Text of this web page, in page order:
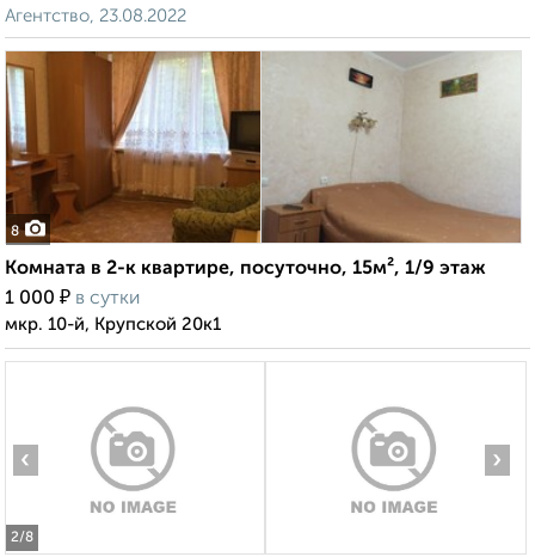
Агентство, 23.08.2022
8
Комната в 2-к квартире, посуточно, 15м², 1/9 этаж
1 000 ₽ в сутки
мкр. 10-й, Крупской 20к1
2/8
‹ ›